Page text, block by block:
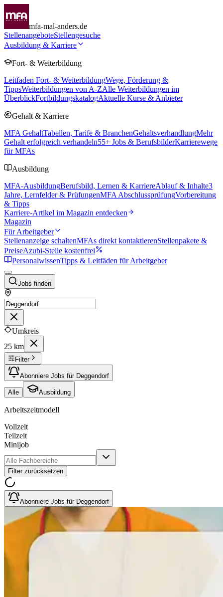
mfa-mal-anders.de
StellenangeboteStellengesuche
Ausbildung & Karriere
Fort- & Weiterbildung
Leitfaden Fort- & WeiterbildungWege, Förderung &
TippsWeiterbildungen von A-ZAlle Weiterbildungen im
ÜberblickFortbildungskatalogAktuelle Kurse & Anbieter
Gehalt & Karriere
MFA GehaltTabellen, Tarife & BranchenGehaltsverhandlungMehr
Gehalt erfolgreich verhandeln55+ Jobs & BerufsbilderKarrierewege
für MFAs
Ausbildung
MFA-AusbildungBerufsbild, Lernen & KarriereAblauf & Inhalte3
Jahre, Lernfelder & PrüfungenMFA AbschlussprüfungVorbereitung
& Tipps
Karriere-Artikel im Magazin entdecken
Magazin
Für Arbeitgeber
Stellenanzeige schaltenMFAs direkt kontaktierenStellenpakete &
PreiseAzubi-Stelle kostenfrei
PersonalwissenTipps & Leitfäden für Arbeitgeber
Jobs finden
Umkreis
25 km
Filter
Abonniere Jobs für Deggendorf
Alle Ausbildung
Arbeitszeitmodell
Vollzeit
Teilzeit
Minijob
Filter zurücksetzen
Abonniere Jobs für Deggendorf